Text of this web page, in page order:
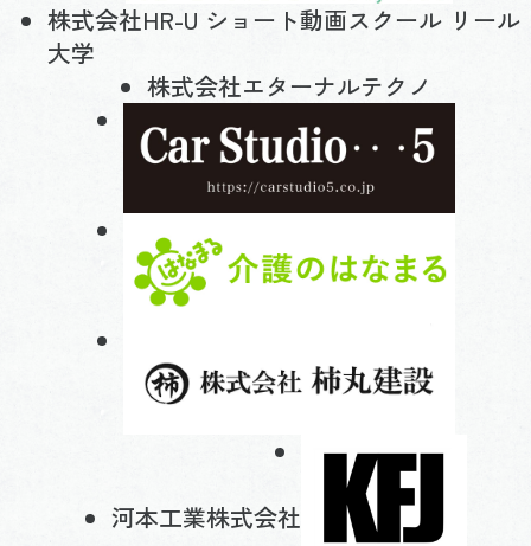
株式会社HR-U ショート動画スクール リール
大学
株式会社エターナルテクノ
河本工業株式会社